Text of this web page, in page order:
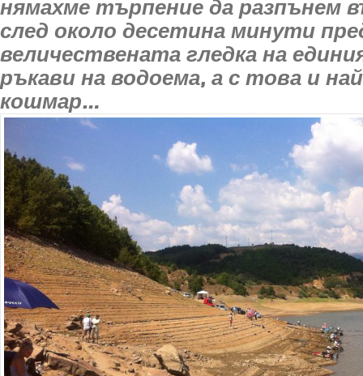
нямахме търпение да разпънем
след около десетина минути
величествената гледка на
ръкави на водоема, а с това и
кошмар…